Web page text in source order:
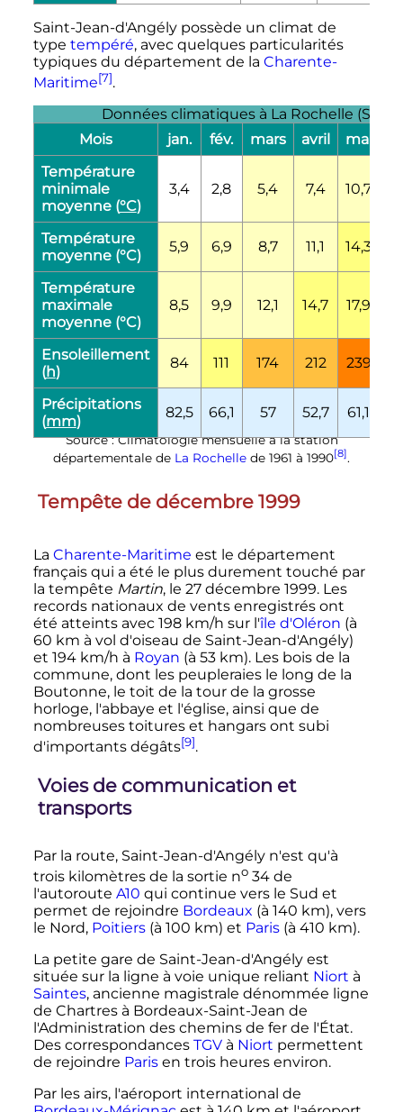
Saint-Jean-d'Angély possède un climat de
type tempéré, avec quelques particularités
typiques du département de la Charente-
Maritime[7].
Données climatiques à La Rochelle
Mois
jan. fév. mars avril mai
Température
minimale
moyenne (°C)
3,4 2,8 5,4 7,4 10,7
Température
moyenne (°C)
5,9 6,9 8,7 11,1 14,3
Température
maximale
moyenne (°C)
8,5 9,9 12,1 14,7 17,9
Ensoleillement
(h)
84 111 174 212 239
Précipitations
(mm)
82,5 66,1 57 52,7 61,1
Source : Climatologie mensuelle à la station
départementale de La Rochelle de 1961 à 1990[8].
Tempête de décembre 1999
La Charente-Maritime est le département
français qui a été le plus durement touché par
la tempête Martin, le 27 décembre 1999. Les
records nationaux de vents enregistrés ont
été atteints avec 198 km/h sur l'île d'Oléron (à
60 km à vol d'oiseau de Saint-Jean-d'Angély)
et 194 km/h à Royan (à 53 km). Les bois de la
commune, dont les peupleraies le long de la
Boutonne, le toit de la tour de la grosse
horloge, l'abbaye et l'église, ainsi que de
nombreuses toitures et hangars ont subi
d'importants dégâts[9].
Voies de communication et
transports
Par la route, Saint-Jean-d'Angély n'est qu'à
trois kilomètres de la sortie no 34de
l'autoroute A10 qui continue vers le Sud et
permet de rejoindre Bordeaux (à 140 km), vers
le Nord, Poitiers(à 100 km) et Paris(à 410 km).
La petite gare de Saint-Jean-d'Angély est
située sur la ligne à voie unique reliant Niort à
Saintes, ancienne magistrale dénommée ligne
de Chartres à Bordeaux-Saint-Jean de
l'Administration des chemins de fer de l'État.
Des correspondances TGVà Niort permettent
de rejoindre Parisen trois heures environ.
Par les airs, l'aéroport international de